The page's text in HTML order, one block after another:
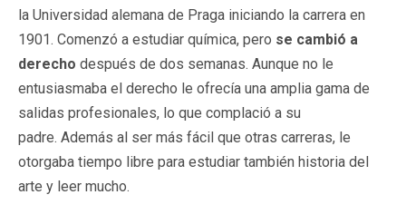
la Universidad alemana de Praga iniciando la carrera en
1901. Comenzó a estudiar química, pero se cambió a
derecho después de dos semanas. Aunque no le
entusiasmaba el derecho le ofrecía una amplia gama de
salidas profesionales, lo que complació a su
padre. Además al ser más fácil que otras carreras, le
otorgaba tiempo libre para estudiar también historia del
arte y leer mucho.